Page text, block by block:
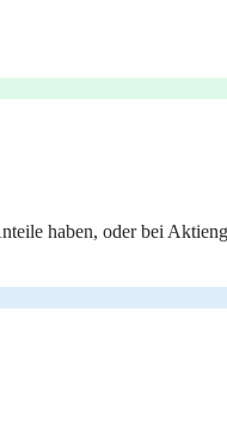
haben, oder bei